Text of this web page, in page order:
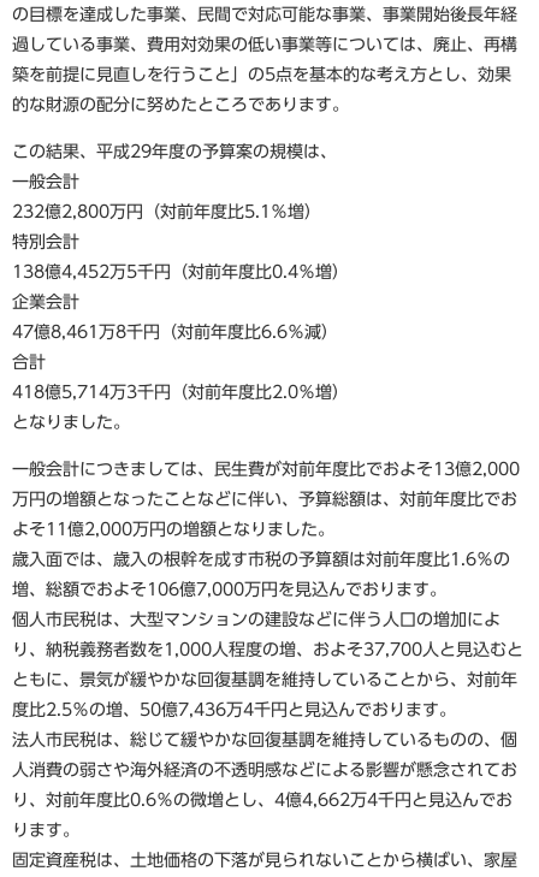
の目標を達成した事業、民間で対応可能な事業、事業開始後長年経
過している事業、費用対効果の低い事業等については、廃止、再構
築を前提に見直しを行うこと」の5点を基本的な考え方とし、効果
的な財源の配分に努めたところであります。
この結果、平成29年度の予算案の規模は、
一般会計
232億2,800万円（対前年度比5.1％増）
特別会計
138億4,452万5千円（対前年度比0.4％増）
企業会計
47億8,461万8千円（対前年度比6.6％減）
合計
418億5,714万3千円（対前年度比2.0％増）
となりました。
一般会計につきましては、民生費が対前年度比でおよそ13億2,000
万円の増額となったことなどに伴い、予算総額は、対前年度比でお
よそ11億2,000万円の増額となりました。
歳入面では、歳入の根幹を成す市税の予算額は対前年度比1.6％の
増、総額でおよそ106億7,000万円を見込んでおります。
個人市民税は、大型マンションの建設などに伴う人口の増加によ
り、納税義務者数を1,000人程度の増、およそ37,700人と見込むと
ともに、景気が緩やかな回復基調を維持していることから、対前年
度比2.5％の増、50億7,436万4千円と見込んでおります。
法人市民税は、総じて緩やかな回復基調を維持しているものの、個
人消費の弱さや海外経済の不透明感などによる影響が懸念されてお
り、対前年度比0.6％の微増とし、4億4,662万4千円と見込んでお
ります。
固定資産税は、土地価格の下落が見られないことから横ばい、家屋